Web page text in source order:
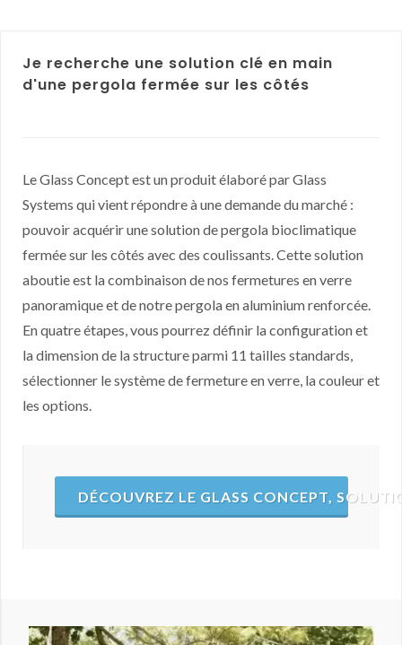
Je recherche une solution clé en main
d'une pergola fermée sur les côtés
Le Glass Concept est un produit élaboré par Glass
Systems qui vient répondre à une demande du marché :
pouvoir acquérir une solution de pergola bioclimatique
fermée sur les côtés avec des coulissants. Cette solution
aboutie est la combinaison de nos fermetures en verre
panoramique et de notre pergola en aluminium renforcée.
En quatre étapes, vous pourrez définir la configuration et
la dimension de la structure parmi 11 tailles standards,
sélectionner le système de fermeture en verre, la couleur et
les options.
DÉCOUVREZ LE GLASS CONCEPT,